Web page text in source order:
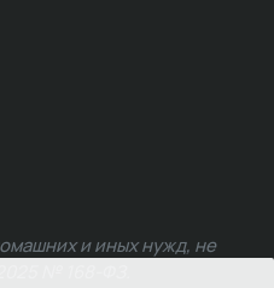
и иных нужд, не